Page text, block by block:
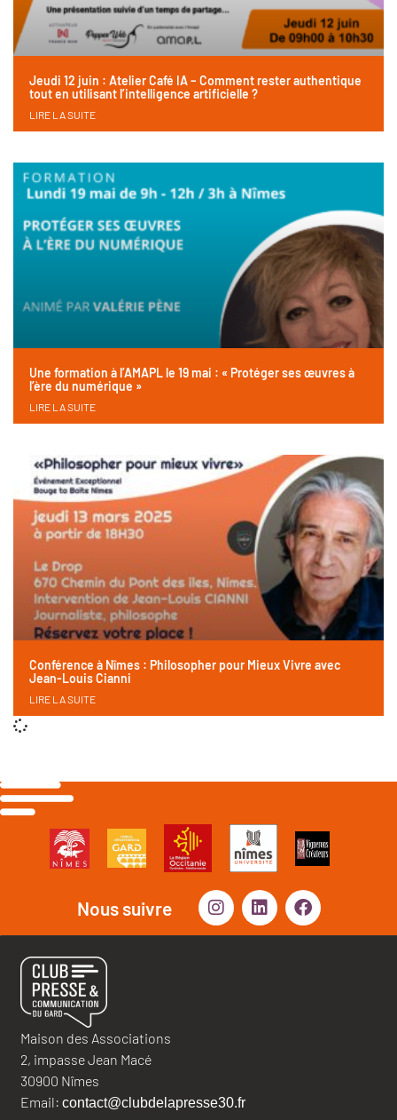
Jeudi 12 juin : Atelier Café IA – Comment rester authentique
tout en utilisant l’intelligence artificielle ?
LIRE LA SUITE
Une formation à l’AMAPL le 19 mai : « Protéger ses œuvres à
l’ère du numérique »
LIRE LA SUITE
Conférence à Nîmes : Philosopher pour Mieux Vivre avec
Jean-Louis Cianni
LIRE LA SUITE
Nous suivre
Maison des Associations
2, impasse Jean Macé
30900 Nîmes
Email: contact@clubdelapresse30.fr